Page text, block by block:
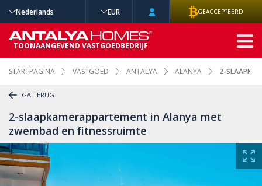
STARTPAGINA VASTGOED ANTALYA ALANYA 2-
GA TERUG
2-slaapkamerappartement in Alanya met
zwembad en fitnessruimte
Nederlands EUR GEACCEPTEERD
TOONAANGEVEND VASTGOEDBEDRIJF
GEAVANCEERD
ZOEKEN